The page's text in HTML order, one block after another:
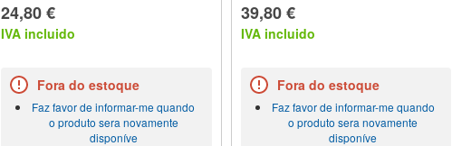
24,80 €
IVA incluido
Fora do estoque
Faz favor de informar-me quando
o produto sera novamente
disponíve
39,80 €
IVA incluido
Fora do estoque
Faz favor de informar-me quando
o produto sera novamente
disponíve